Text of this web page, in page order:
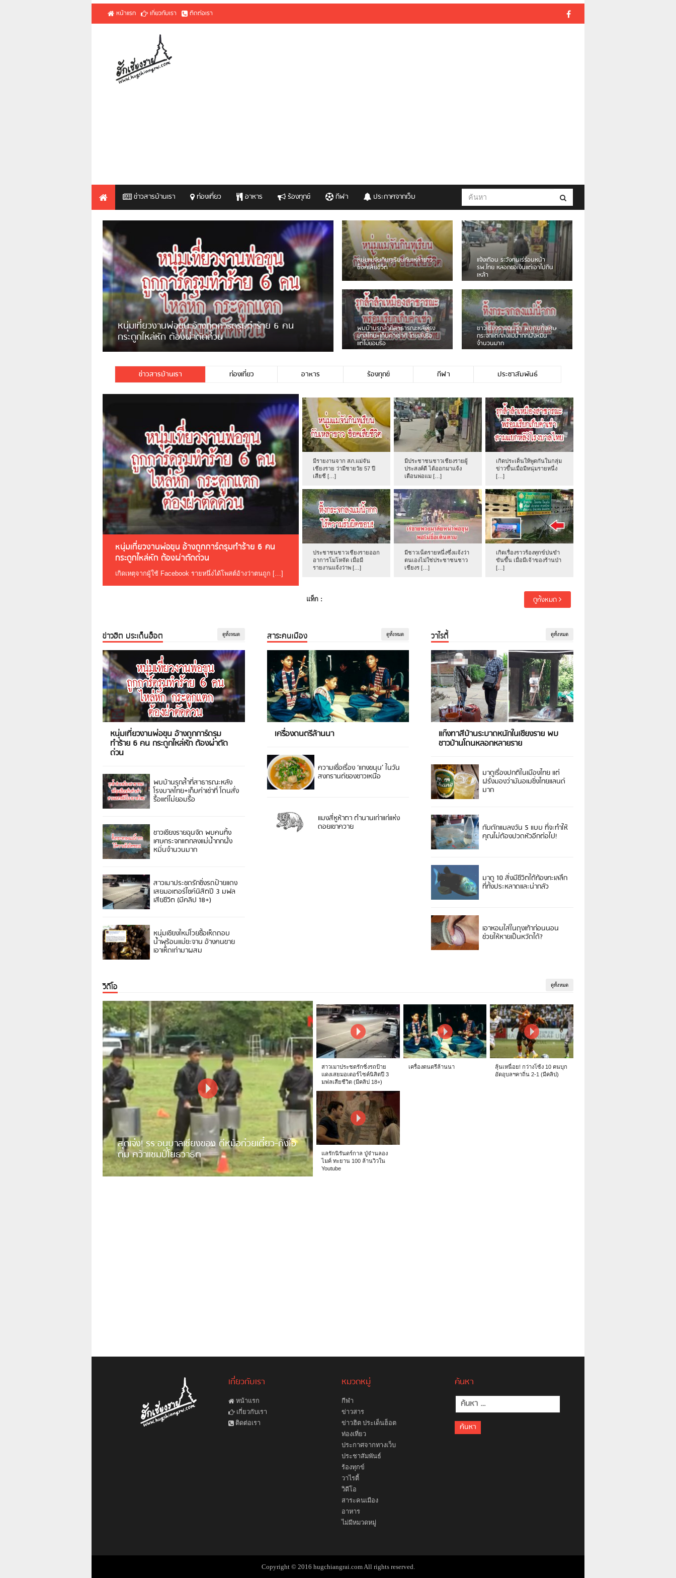
หน้าแรก เกี่ยวกับเรา ติดต่อเรา
ข่าวสารบ้านเรา ท่องเที่ยว อาหาร ร้องทุกข์ กีฬา ประกาศจากเว็บ
ชาวเน็ตสวดยับ! พบพม่าเร่ขายพวงมาลัยหน้าพ่อขุนฯ
พอไม่ซื้อเดินตาม
มีชาวเน็ตรายหนึ่งซึ่งแจ้งว่าตนเองไม่ใช่ประชาชนชาวเชียงร […]
ชาวเน็ตฮา! รถเครื่องแม่สายชน
ป้ายร้านโลงศพแล้วหนี พบเสาหัก
เบรคหัก หวิดได้ใช้บริการ
เดือนร้อน! ชาวเชียงรายบ่นรถ
Isuzu สีขาวซิ่งบายพาสเสียงดัง
สร้างความรำคาญ
หนุ่มเจียงฮายจ่ม พบถังน้ำดื่มตก
กลางถนน รถเครื่องหลบไม่ทันล้ม
บาดเจ็บ
ชาวผาลั้ง โวย ไร้หน่วยงานดูแล
ดินสไลด์ ต้องจัดการกันเอง
ข่าวสารบ้านเรา ท่องเที่ยว อาหาร ร้องทุกข์ กีฬา ประชาสัมพันธ์
หนุ่มเที่ยวงานพ่อขุน อ้างถูกการ์ดรุมทำร้าย 6 คน
กระดูกไหล่หัก ต้องผ่าตัดด่วน
เกิดเหตุจากผู้ใช้ Facebook รายหนึ่งได้โพสต์อ้างว่าตนถูก […]
มีรายงานจาก สภ.แม่จัน
เชียงราย ว่ามีชายวัย 57 ปี
เสียชี […]
มีประชาชนชาวเชียงรายผู้
ประสงค์ดี ได้ออกมาแจ้ง
เตือนพ่อแม […]
เกิดประเด็นให้พูดกันในกลุ่ม
ข่าวขึ้นเมื่อมีหนุ่มรายหนึ่ง
[…]
ประชาชนชาวเชียงรายออก
อาการโมโหจัด เมื่อมี
รายงานแจ้งว่าพ […]
มีชาวเน็ตรายหนึ่งซึ่งแจ้งว่า
ตนเองไม่ใช่ประชาชนชาว
เชียงร […]
เกิดเรื่องราวร้องทุกข์ปนขำ
ขันขึ้น เมื่อมีเจ้าของร้านป่า
[…]
แท็ก : ดูทั้งหมด
ข่าวฮิต ประเด็นฮ็อต ดูทั้งหมด
หนุ่มเที่ยวงานพ่อขุน อ้างถูกการ์ดรุม
ทำร้าย 6 คน กระดูกไหล่หัก ต้องผ่าตัด
ด่วน
พบบ้านรุกล้ำที่สาธารณะหลัง
โรงบาลไทย+เก็บค่าเช่าที่ โดนสั่ง
รื้อแต่ไม่ยอมรื้อ
ชาวเชียงรายฉุนจัด พบคนทิ้ง
เศษกระจกแตกลงแม่น้ำกกฝั่ง
หมิ่นจำนวนมาก
สาวเมาประชดรักซิ่งรถป้ายแดง
เสยมอเตอร์ไซค์นิสิตปี 3 มฟล
เสียชีวิต (มีคลิป 18+)
หนุ่มเชียงใหม่โวยซื้อเห็ดถอบ
น้ำพุร้อนแม่ขะจาน อ้างคนขาย
เอาเห็ดเก่ามาผสม
สาระคนเมือง ดูทั้งหมด
เครื่องดนตรีล้านนา
ความเชื่อเรื่อง ‘แกงขนุน’ ในวัน
สงกรานต์ของชาวเหนือ
แมงสี่หูห้าตา ตำนานเก่าแก่แห่ง
ดอยเขาควาย
วาไรตี้ ดูทั้งหมด
แก๊งทาสีบ้านระบาดหนักในเชียงราย พบ
ชาวบ้านโดนหลอกหลายราย
มาดูเรื่องปกติในเมืองไทย แต่
ฝรั่งมองว่ามันอเมซิ่งไทยแลนด์
มาก
กับดักแมลงวัน 5 แบบ ที่จะทำให้
คุณไม่ต้องปวดหัวอีกต่อไป!
มาดู 10 สิ่งมีชีวิตใต้ท้องทะเลลึก
ที่ทั้งประหลาดและน่ากลัว
เอาหอมใส่ในถุงเท้าก่อนนอน
ช่วยให้หายเป็นหวัดได้?
วิดีโอ ดูทั้งหมด
สุดเจ๋ง! รร.อนุบาลเชียงของ ตีหม้อก๋วยเตี๋ยว-ถังไอ
ติม คว้าแชมป์โยธวาธิต
สาวเมาประชดรักซิ่งรถป้าย
แดงเสยมอเตอร์ไซค์นิสิตปี 3
มฟลเสียชีวิต (มีคลิป 18+)
เครื่องดนตรีล้านนา
ลุ้นเหนื่อย! กว่างโซ้ง 10 คนบุก
อัดอุบลฯคาถิ่น 2-1 (มีคลิป)
แลรักนิรันดร์กาล ปู่จ๋านลอง
ไมค์ ทะยาน 100 ล้านวิวใน
Youtube
เกี่ยวกับเรา
หน้าแรก
เกี่ยวกับเรา
ติดต่อเรา
หมวดหมู่
กีฬา
ข่าวสาร
ข่าวฮิต ประเด็นฮ็อต
ท่องเที่ยว
ประกาศจากทางเว็บ
ประชาสัมพันธ์
ร้องทุกข์
วาไรตี้
วิดีโอ
สาระคนเมือง
อาหาร
ไม่มีหมวดหมู่
ค้นหา
ค้นหา
สำหรับ:
Copyright © 2016 hugchiangrai.com All rights reserved.